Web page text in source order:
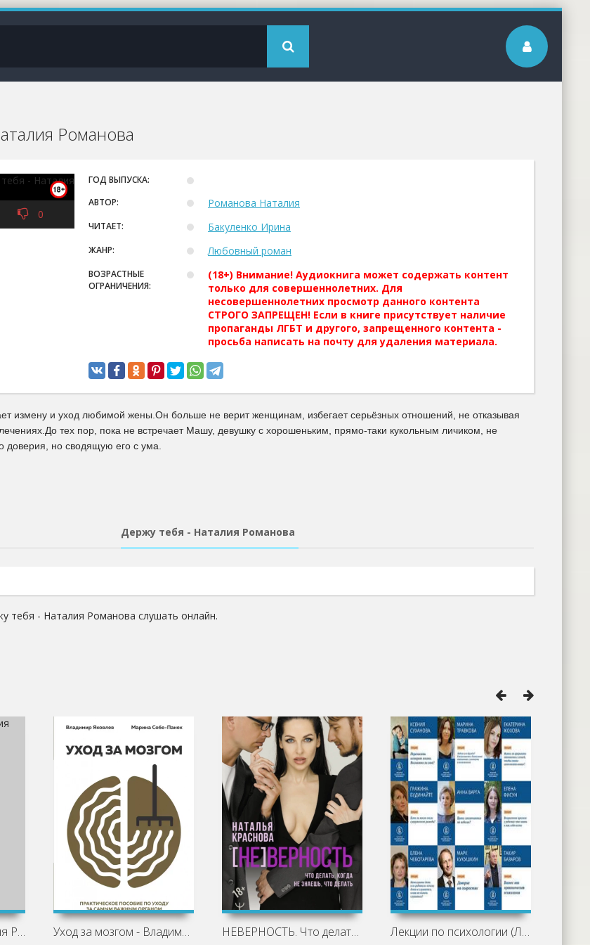
Романова
0
ГОД ВЫПУСКА:
АВТОР:
Романова Наталия
ЧИТАЕТ: Бакуленко Ирина
ЖАНР: Любовный роман
ВОЗРАСТНЫЕ
ОГРАНИЧЕНИЯ:
(18+) Внимание! Аудиокнига может содержать контент
только для совершеннолетних. Для
несовершеннолетних просмотр данного контента
СТРОГО ЗАПРЕЩЕН! Если в книге присутствует наличие
пропаганды ЛГБТ и другого, запрещенного контента -
просьба написать на почту для удаления материала.
измену и уход любимой жены.Он больше не верит женщинам, избегает серьёзных отношений, не отказывая
тех пор, пока не встречает Машу, девушку с хорошеньким, прямо-таки кукольным личиком, не
доверия, но сводящую его с ума.
Держу тебя - Наталия Романова
тебя - Наталия Романова слушать онлайн.
Будешь моей - Наталия Романова Уход за мозгом - Владимир Вайнер НЕВЕРНОСТЬ. Что делать, когда не Лекции по психологии (Лекторий ВШЭ)